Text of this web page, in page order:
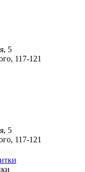
5
117-121
5
117-121